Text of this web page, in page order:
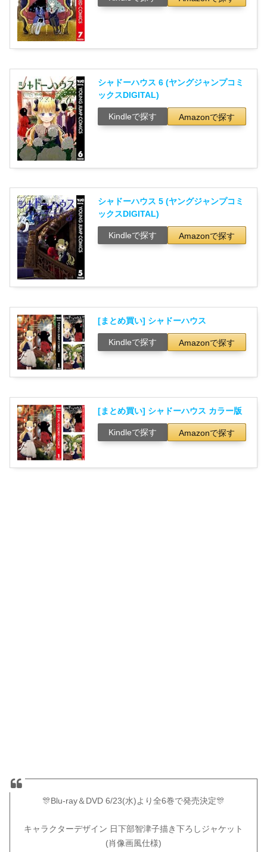
シャドーハウス 6 (ヤングジャンプコミ
ックスDIGITAL)
Kindleで探す Amazonで探す
シャドーハウス 5 (ヤングジャンプコミ
ックスDIGITAL)
Kindleで探す Amazonで探す
[まとめ買い] シャドーハウス
Kindleで探す Amazonで探す
[まとめ買い] シャドーハウス カラー版
Kindleで探す Amazonで探す
🎊Blu-ray＆DVD 6/23(水)より全6巻で発売決定🎊
キャラクターデザイン 日下部智津子描き下ろしジャケット
(肖像画風仕様)